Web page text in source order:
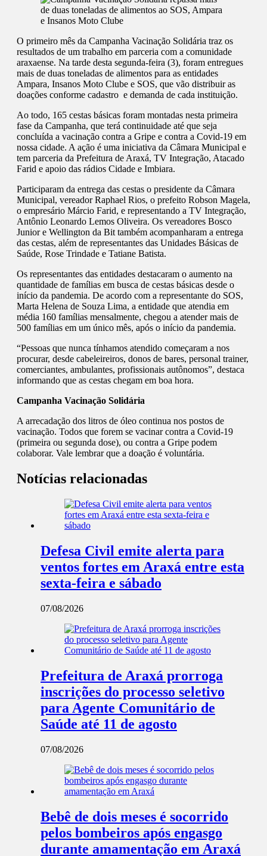
O primeiro mês da Campanha Vacinação Solidária traz os
resultados de um trabalho em parceria com a comunidade
araxaense. Na tarde desta segunda-feira (3), foram entregues
mais de duas toneladas de alimentos para as entidades
Ampara, Insanos Moto Clube e SOS, que vão distribuir as
doações conforme cadastro e demanda de cada instituição.
Ao todo, 165 cestas básicas foram montadas nesta primeira
fase da Campanha, que terá continuidade até que seja
concluída a vacinação contra a Gripe e contra a Covid-19 em
nossa cidade. A ação é uma iniciativa da Câmara Municipal e
tem parceria da Prefeitura de Araxá, TV Integração, Atacado
Farid e apoio das rádios Cidade e Imbiara.
Participaram da entrega das cestas o presidente da Câmara
Municipal, vereador Raphael Rios, o prefeito Robson Magela,
o empresário Márcio Farid, e representando a TV Integração,
Antônio Leonardo Lemos Oliveira. Os vereadores Bosco
Junior e Wellington da Bit também acompanharam a entrega
das cestas, além de representantes das Unidades Básicas de
Saúde, Rose Trindade e Tatiane Batista.
Os representantes das entidades destacaram o aumento na
quantidade de famílias em busca de cestas básicas desde o
início da pandemia. De acordo com a representante do SOS,
Marta Helena de Souza Lima, a entidade que atendia em
média 160 famílias mensalmente, chegou a atender mais de
500 famílias em um único mês, após o início da pandemia.
“Pessoas que nunca tínhamos atendido começaram a nos
procurar, desde cabeleireiros, donos de bares, personal trainer,
comerciantes, ambulantes, profissionais autônomos”, destaca
informando que as cestas chegam em boa hora.
Campanha Vacinação Solidária
A arrecadação dos litros de óleo continua nos postos de
vacinação. Todos que forem se vacinar contra a Covid-19
(primeira ou segunda dose), ou contra a Gripe podem
colaborar. Vale lembrar que a doação é voluntária.
Notícias relacionadas
Defesa Civil emite alerta para
ventos fortes em Araxá entre esta
sexta-feira e sábado
07/08/2026
Prefeitura de Araxá prorroga
inscrições do processo seletivo
para Agente Comunitário de
Saúde até 11 de agosto
07/08/2026
Bebê de dois meses é socorrido
pelos bombeiros após engasgo
durante amamentação em Araxá